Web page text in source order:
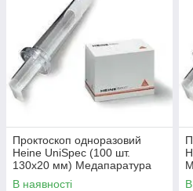
Проктоскоп одноразовий
Heine UniSpec (100 шт.
130х20 мм) Медапаратура
В наявності